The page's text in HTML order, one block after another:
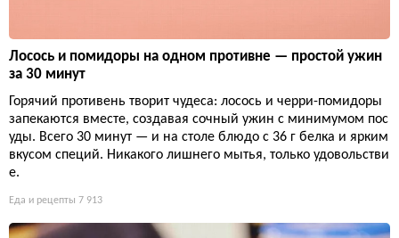
Лосось и помидоры на одном противне — простой ужин
за 30 минут
Горячий противень творит чудеса: лосось и черри-помидоры
запекаются вместе, создавая сочный ужин с минимумом пос
уды. Всего 30 минут — и на столе блюдо с 36 г белка и ярким
вкусом специй. Никакого лишнего мытья, только удовольстви
е.
Еда и рецепты 7 913